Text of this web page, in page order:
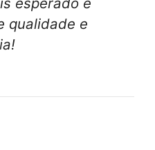
qualidade e